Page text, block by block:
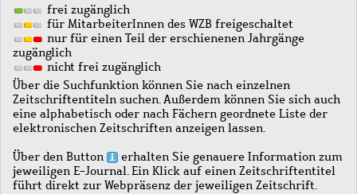
frei zugänglich
für MitarbeiterInnen des WZB freigeschaltet
nur für einen Teil der erschienenen Jahrgänge
zugänglich
nicht frei zugänglich
Über die Suchfunktion können Sie nach einzelnen
Zeitschriftentiteln suchen. Außerdem können Sie sich auch
eine alphabetisch oder nach Fächern geordnete Liste der
elektronischen Zeitschriften anzeigen lassen.
Über den Button
erhalten Sie genauere Information zum
jeweiligen E-Journal. Ein Klick auf einen Zeitschriftentitel
führt direkt zur Webpräsenz der jeweiligen Zeitschrift.